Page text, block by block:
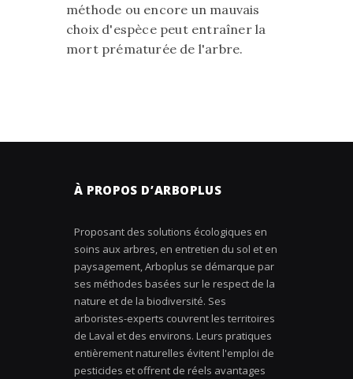
méthode ou encore un mauvais
choix d'espèce peut entraîner la
mort prématurée de l'arbre.
À PROPOS D’ARBOPLUS
Proposant des solutions écologiques en
soins aux arbres, en entretien du sol et en
paysagement, Arboplus se démarque par
ses méthodes basées sur le respect de la
nature et de la biodiversité. Ses
arboristes-experts couvrent les territoires
de Laval et des environs. Leurs pratiques
entièrement naturelles évitent l'emploi de
pesticides et offrent de réels avantages